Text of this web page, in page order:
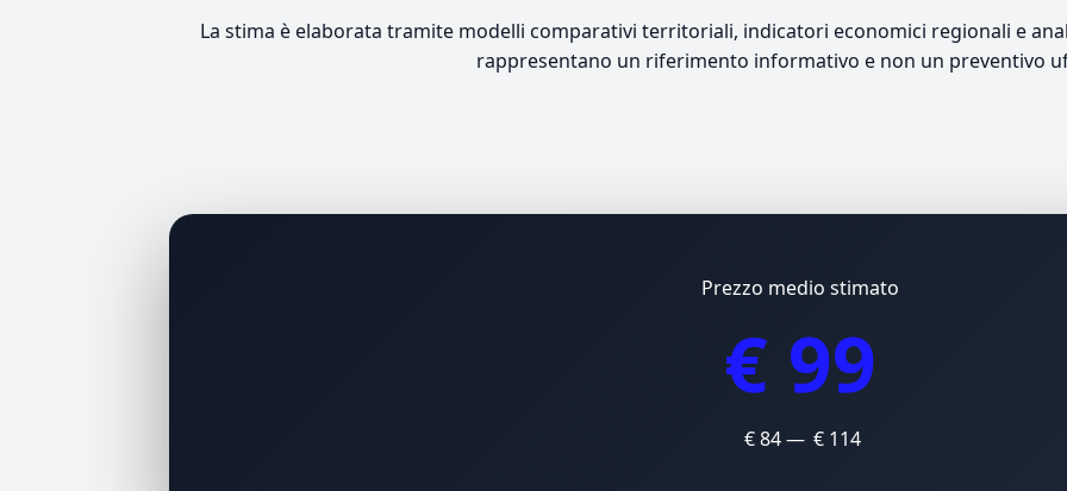
La stima è elaborata tramite modelli comparativi territoriali, indicatori economici regionali e
rappresentano un riferimento informativo e non un preventivo
Prezzo medio stimato
€ 99
€ 84 — € 114